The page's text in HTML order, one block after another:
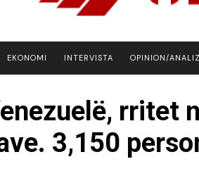
EKONOMI INTERVISTA OPINION/
rritet
3,150